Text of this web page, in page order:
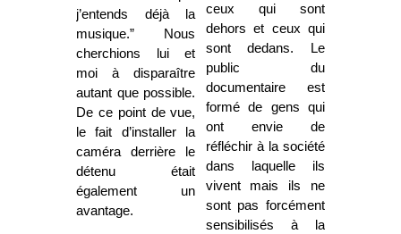
j’entends déjà la
musique.” Nous
cherchions lui et
moi à disparaître
autant que possible.
De ce point de vue,
le fait d’installer la
caméra derrière le
détenu était
également un
avantage.
ceux qui sont
dehors et ceux qui
sont dedans. Le
public du
documentaire est
formé de gens qui
ont envie de
réfléchir à la société
dans laquelle ils
vivent mais ils ne
sont pas forcément
sensibilisés à la